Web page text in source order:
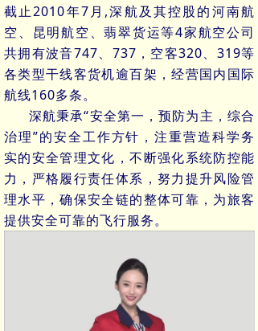
截止2010年7月,深航及其控股的河南航
空、昆明航空、翡翠货运等4家航空公司
共拥有波音747、737，空客320、319等
各类型干线客货机逾百架，经营国内国际
航线160多条。
深航秉承“安全第一，预防为主，综合
治理”的安全工作方针，注重营造科学务
实的安全管理文化，不断强化系统防控能
力，严格履行责任体系，努力提升风险管
理水平，确保安全链的整体可靠，为旅客
提供安全可靠的飞行服务。